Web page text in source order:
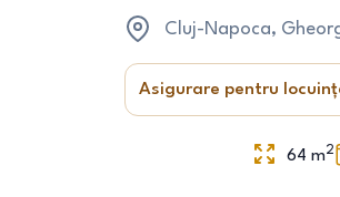
Cluj-Napoca,
Asigurare pentru
64 m2